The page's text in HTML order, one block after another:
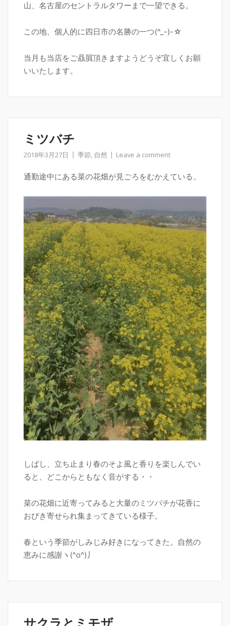
山、名古屋のセントラルタワーまで一望できる。
この地、個人的に四日市の名勝の一つ(^_-)-☆
当月も当店をご贔屓頂きますようどうぞ宜しくお願
いいたします。
ミツバチ
2018年3月27日 季節, 自然 Leave a comment
通勤途中にある菜の花畑が見ごろをむかえている。
しばし、立ち止まり春のそよ風と香りを楽しんでい
ると、どこからともなく音がする・・
菜の花畑に近寄ってみると大量のミツバチが花香に
おびき寄せられ集まってきている様子。
春という季節がしみじみ好きになってきた。自然の
恵みに感謝ヽ(^o^)丿